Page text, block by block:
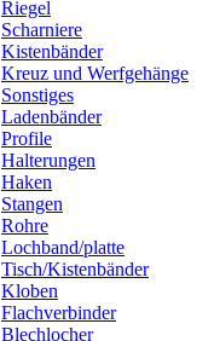
Riegel
Scharniere
Kistenbänder
Kreuz und Werfgehänge
Sonstiges
Ladenbänder
Profile
Halterungen
Haken
Stangen
Rohre
Lochband/platte
Tisch/Kistenbänder
Kloben
Flachverbinder
Blechlocher